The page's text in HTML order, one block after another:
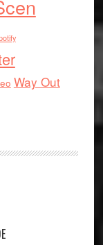
Way Out